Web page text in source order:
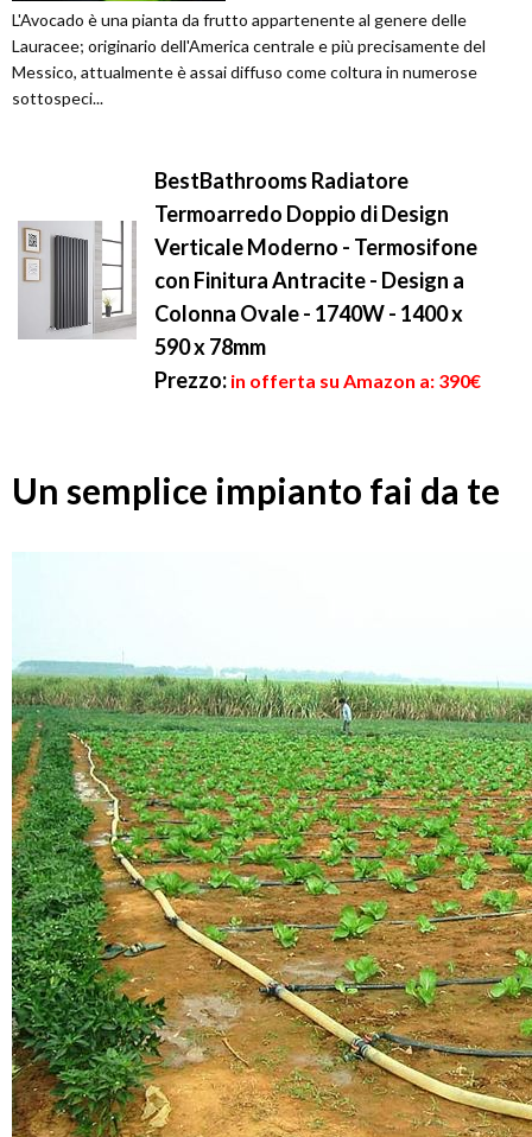
L'Avocado è una pianta da frutto appartenente al genere delle
Lauracee; originario dell'America centrale e più precisamente del
Messico, attualmente è assai diffuso come coltura in numerose
sottospeci...
BestBathrooms Radiatore
Termoarredo Doppio di Design
Verticale Moderno - Termosifone
con Finitura Antracite - Design a
Colonna Ovale - 1740W - 1400 x
590 x 78mm
Prezzo: in offerta su Amazon a: 390€
Un semplice impianto fai da te